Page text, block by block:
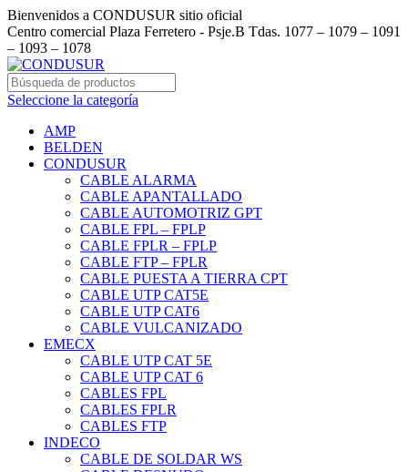
Bienvenidos a CONDUSUR sitio oficial
Centro comercial Plaza Ferretero - Psje.B Tdas. 1077 – 1079 – 1091
– 1093 – 1078
Seleccione la categoría
AMP
BELDEN
CONDUSUR
CABLE ALARMA
CABLE APANTALLADO
CABLE AUTOMOTRIZ GPT
CABLE FPL – FPLP
CABLE FPLR – FPLP
CABLE FTP – FPLR
CABLE PUESTA A TIERRA CPT
CABLE UTP CAT5E
CABLE UTP CAT6
CABLE VULCANIZADO
EMECX
CABLE UTP CAT 5E
CABLE UTP CAT 6
CABLES FPL
CABLES FPLR
CABLES FTP
INDECO
CABLE DE SOLDAR WS